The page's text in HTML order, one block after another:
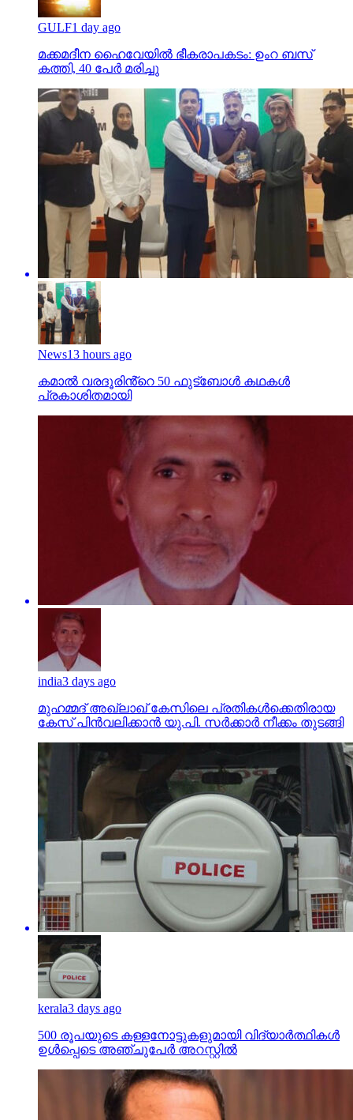
GULF1 day ago
മക്കമദീന ഹൈവേയില്‍ ഭീകരാപകടം: ഉംറ ബസ്
കത്തി, 40 പേര്‍ മരിച്ചു
News13 hours ago
കമാൽ വരദൂരിൻ്റെ 50 ഫുട്ബോൾ കഥകൾ
പ്രകാശിതമായി
india3 days ago
മുഹമ്മദ് അഖ്‌ലാഖ് കേസിലെ പ്രതികള്‍ക്കെതിരായ
കേസ് പിന്‍വലിക്കാന്‍ യു.പി. സര്‍ക്കാര്‍ നീക്കം തുടങ്ങി
kerala3 days ago
500 രൂപയുടെ കള്ളനോട്ടുകളുമായി വിദ്യാര്‍ത്ഥികള്‍
ഉള്‍പ്പെടെ അഞ്ചുപേര്‍ അറസ്റ്റില്‍